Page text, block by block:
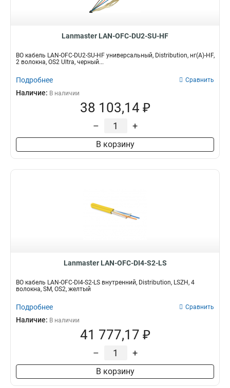
Lanmaster LAN-OFC-DU2-SU-HF
ВО кабель LAN-OFC-DU2-SU-HF универсальный, Distribution, нг(А)-HF,
2 волокна, OS2 Ultra, черный...
Подробнее Сравнить
Наличие: В наличии
38 103,14 ₽
– +
В корзину
Lanmaster LAN-OFC-DI4-S2-LS
ВО кабель LAN-OFC-DI4-S2-LS внутренний, Distribution, LSZH, 4
волокна, SM, OS2, желтый
Подробнее Сравнить
Наличие: В наличии
41 777,17 ₽
– +
В корзину